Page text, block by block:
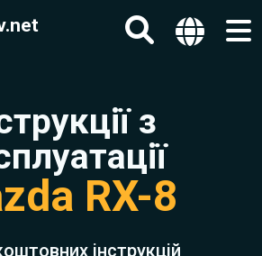
з
RX-8
інструкцій